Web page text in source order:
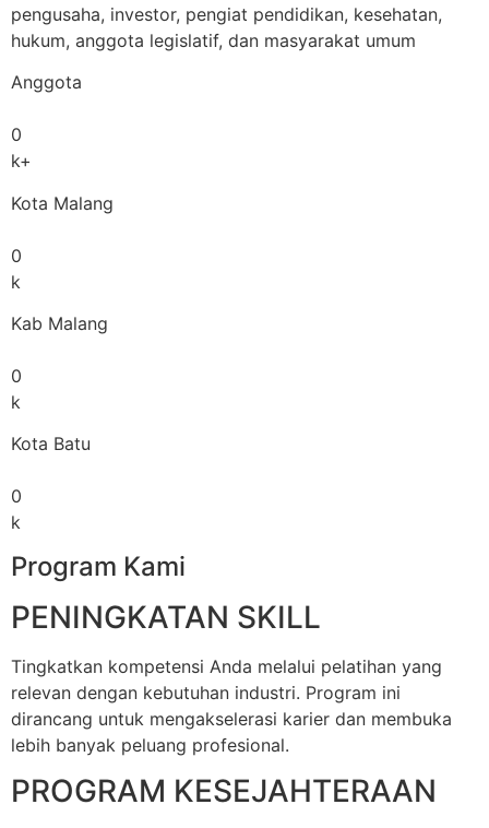
pengusaha, investor, pengiat pendidikan, kesehatan,
hukum, anggota legislatif, dan masyarakat umum
Anggota
0
k+
Kota Malang
0
k
Kab Malang
0
k
Kota Batu
0
k
Program Kami
PENINGKATAN SKILL
Tingkatkan kompetensi Anda melalui pelatihan yang
relevan dengan kebutuhan industri. Program ini
dirancang untuk mengakselerasi karier dan membuka
lebih banyak peluang profesional.
PROGRAM KESEJAHTERAAN